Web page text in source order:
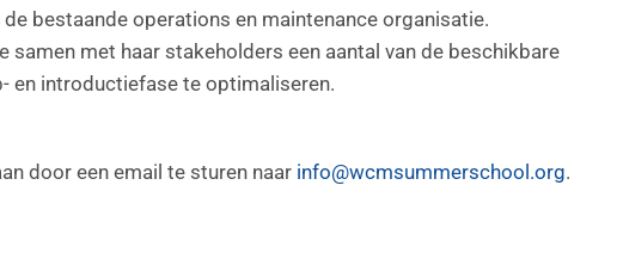
bestaande operations en maintenance organisatie.
met haar stakeholders een aantal van de beschikbare
en introductiefase te optimaliseren.
door een email te sturen naar info@wcmsummerschool.org.